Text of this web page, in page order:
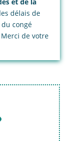
délais de
congé
de votre